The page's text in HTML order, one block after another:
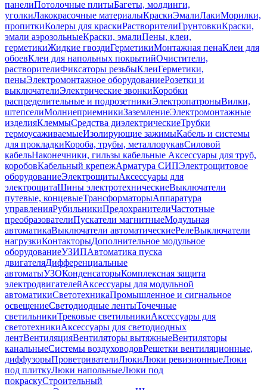
панелиПотолочные плитыБагеты, молдинги,
уголкиЛакокрасочные материалыКраскиЭмалиЛакиМорилки,
пропиткиКолеры для краскиРастворителиГрунтовкиКраски,
эмали аэрозольныеКраски, эмалиПены, клеи,
герметикиЖидкие гвоздиГерметикиМонтажная пенаКлеи для
обоевКлеи для напольных покрытийОчистители,
растворителиФиксаторы резьбыКлеиГерметики,
пеныЭлектромонтажное оборудованиеРозетки и
выключателиЭлектрические звонкиКоробки
распределительные и подрозетникиЭлектропатроныВилки,
штепселиМолниеприемникиЗаземлениеЭлектромонтажные
изделияКлеммыСредства диэлектрическиеТрубки
термоусаживаемыеИзолирующие зажимыКабель и системы
для прокладкиКороба, трубы, металлорукавСиловой
кабельНаконечники, гильзы кабельные Аксессуары для труб,
коробовКабельный крепежАрматура СИПЭлектрощитовое
оборудованиеЭлектрощитыАксессуары для
электрощитаШины электротехническиеВыключатели
путевые, концевыеТрансформаторыАппаратура
управленияРубильникиПредохранителиЧастотные
преобразователиПускатели магнитныеМодульная
автоматикаВыключатели автоматическиеРелеВыключатели
нагрузкиКонтакторыДополнительное модульное
оборудованиеУЗИПАвтоматика пуска
двигателяДифференциальные
автоматыУЗОКонденсаторыКомплексная защита
электродвигателейАксессуары для модульной
автоматикиСветотехникаПромышленное и сигнальное
освещениеСветодиодные лентыТочечные
светильникиТрековые светильникиАксессуары для
светотехникиАксессуары для светодиодных
лентВентиляцияВентиляторы вытяжныеВентиляторы
канальныеСистемы воздуховодовРешетки вентиляционные,
диффузорыПроветривателиЛюкиЛюки ревизионныеЛюки
под плиткуЛюки напольныеЛюки под
покраскуСтроительный